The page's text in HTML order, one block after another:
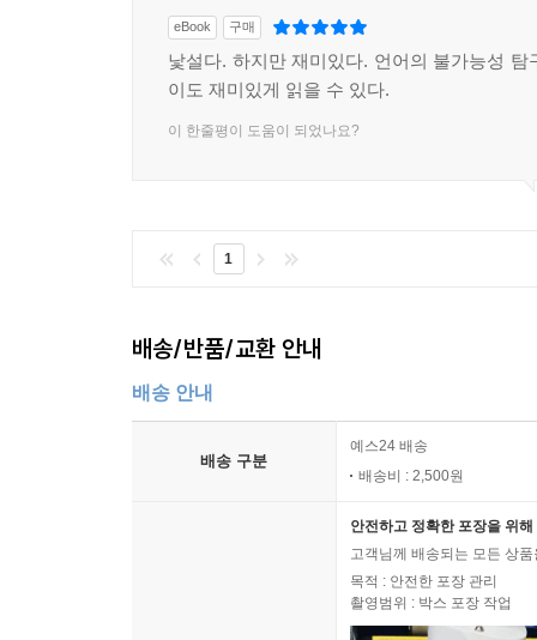
eBook 구매
낯설다. 하지만 재미있다. 언어의 불가능성 탐
이도 재미있게 읽을 수 있다.
이 한줄평이 도움이 되었나요?
1
배송/반품/교환 안내
배송 안내
배송 구분
예스24 배송
배송비 : 2,500원
안전하고 정확한 포장을 위
고객님께 배송되는 모든 상
목적 : 안전한 포장 관리
촬영범위 : 박스 포장 작업